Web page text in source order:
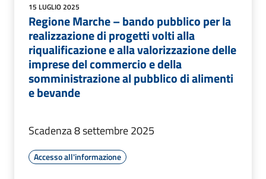
15 LUGLIO 2025
Regione Marche – bando pubblico per la
realizzazione di progetti volti alla
riqualificazione e alla valorizzazione delle
imprese del commercio e della
somministrazione al pubblico di alimenti
e bevande
Scadenza 8 settembre 2025
Accesso all'informazione